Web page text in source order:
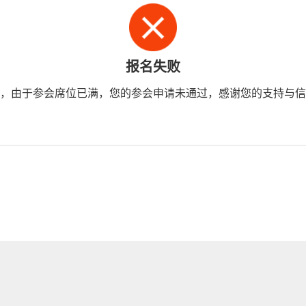
报名失败
由于参会席位已满，您的参会申请未通过，感谢您的支持与